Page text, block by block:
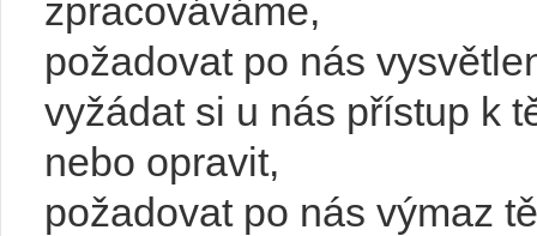
zpracováváme,
požadovat po nás
vyžádat si u nás přístup k
nebo opravit,
požadovat po nás výmaz